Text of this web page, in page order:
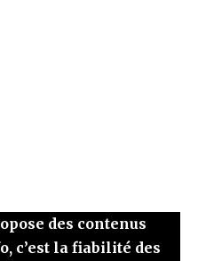
des contenus
c’est la fiabilité des